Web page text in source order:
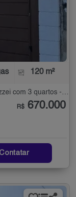
120 m²
R$ 670.000